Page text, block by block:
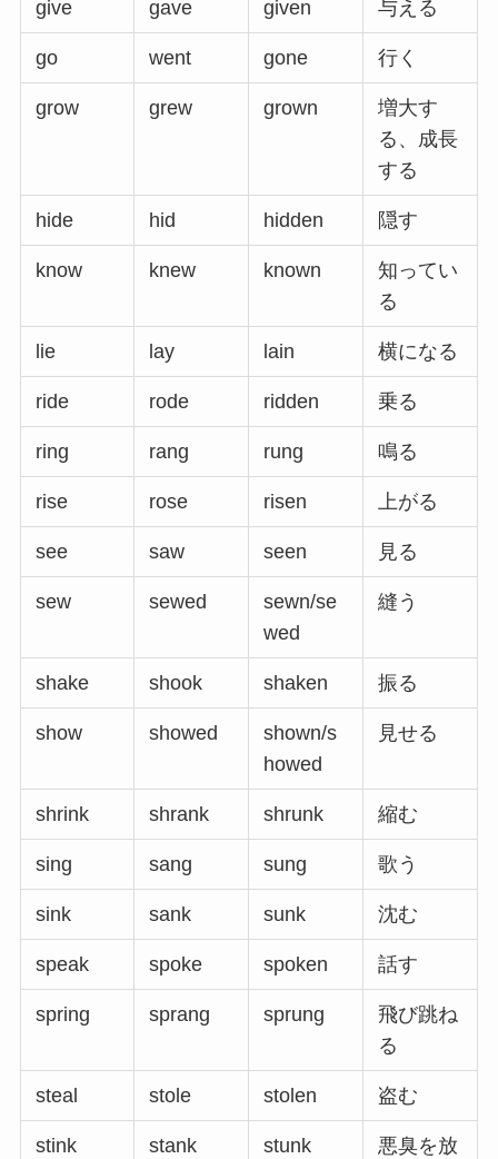
give gave given 与える
go went gone 行く
grow grew grown
増大す
る、成長
する
hide hid hidden 隠す
know knew known
知ってい
る
lie lay lain 横になる
ride rode ridden 乗る
ring rang rung 鳴る
rise rose risen 上がる
see saw seen 見る
sew sewed
sewn/se
wed
縫う
shake shook shaken 振る
show showed
shown/s
howed
見せる
shrink shrank shrunk 縮む
sing sang sung 歌う
sink sank sunk 沈む
speak spoke spoken 話す
spring sprang sprung
飛び跳ね
る
steal stole stolen 盗む
stink stank stunk
悪臭を放